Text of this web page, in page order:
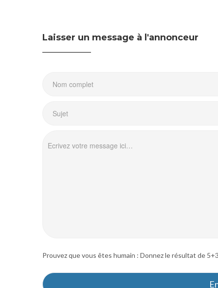
Laisser un message à l'annonceur
Prouvez que vous êtes humain : Donnez le résultat de